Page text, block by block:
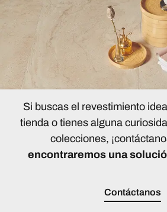
Si buscas el revestimiento
tienda o tienes alguna
colecciones,
encontraremos una
Contáctanos